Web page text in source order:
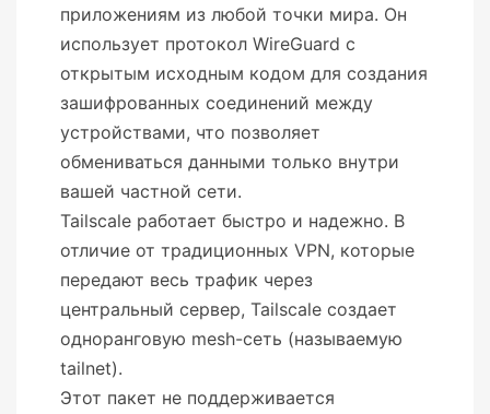
приложениям из любой точки мира. Он
использует протокол WireGuard с
открытым исходным кодом для создания
зашифрованных соединений между
устройствами, что позволяет
обмениваться данными только внутри
вашей частной сети.
Tailscale работает быстро и надежно. В
отличие от традиционных VPN, которые
передают весь трафик через
центральный сервер, Tailscale создает
одноранговую mesh-сеть (называемую
tailnet).
Этот пакет не поддерживается